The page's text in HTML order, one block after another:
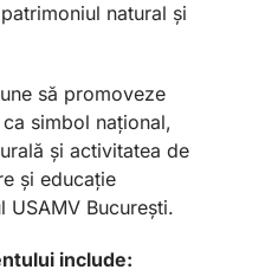
natural și
să promoveze
simbol național,
și activitatea de
și educație
USAMV București.
include: